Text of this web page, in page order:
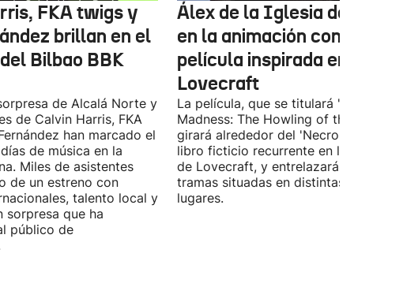
FKA twigs y
brillan en el
Bilbao BBK
de Alcalá Norte y
de Calvin Harris, FKA
han marcado el
de música en la
Miles de asistentes
de un estreno con
talento local y
sorpresa que ha
público de
Álex de la Iglesia debutará
en la animación con una
película inspirada en
Lovecraft
La película, que se titulará 'Ages of
Madness: The Howling of the Jinn',
girará alrededor del 'Necronomicón',
libro ficticio recurrente en los relatos
de Lovecraft, y entrelazará varias
tramas situadas en distintas épocas y
lugares.